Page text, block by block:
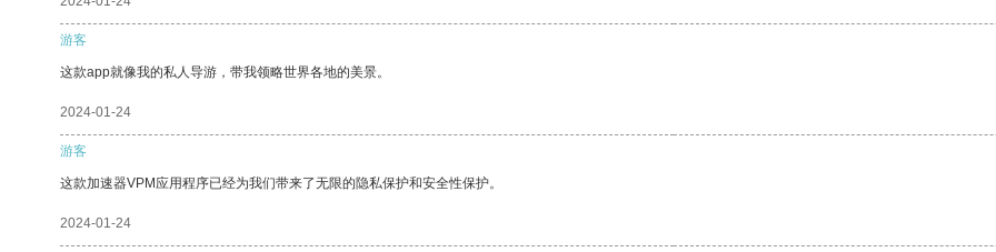
游客
这款app就像我的私人导游，带我领略世界各地的美景。
2024-01-24
游客
这款加速器VPM应用程序已经为我们带来了无限的隐私保护和安全性保护。
2024-01-24